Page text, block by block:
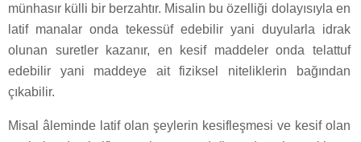
münhasır külli bir berzahtır. Misalin bu özelliği dolayısıyla en
latif manalar onda tekessüf edebilir yani duyularla idrak
olunan suretler kazanır, en kesif maddeler onda telattuf
edebilir yani maddeye ait fiziksel niteliklerin bağından
çıkabilir.
Misal âleminde latif olan şeylerin kesifleşmesi ve kesif olan